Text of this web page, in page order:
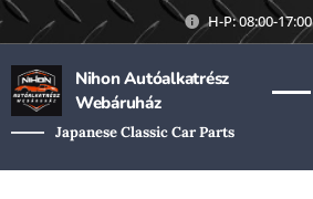
H-P: 08:00-17:00
Nihon Autóalkatrész
Webáruház
Japanese Classic Car Parts